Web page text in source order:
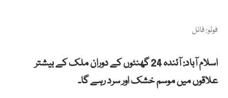
فوٹو: فائل
اسلام آباد: آئندہ 24 گھنٹوں کے دوران ملک کے بیشتر
علاقوں میں موسم خشک اور سرد رہے گا۔